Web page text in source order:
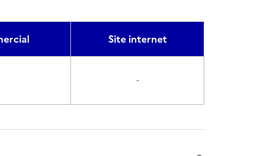
Site internet
-